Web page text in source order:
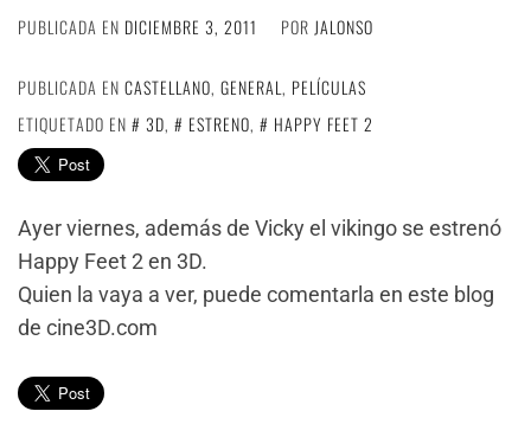
PUBLICADA EN DICIEMBRE 3, 2011 POR JALONSO
PUBLICADA EN CASTELLANO, GENERAL, PELÍCULAS
ETIQUETADO EN
3D, ESTRENO, HAPPY FEET 2
Ayer viernes, además de Vicky el vikingo se estrenó
Happy Feet 2 en 3D.
Quien la vaya a ver, puede comentarla en este blog
de cine3D.com